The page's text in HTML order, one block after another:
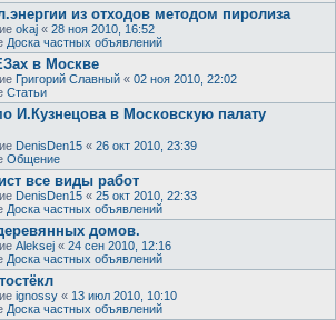
из отходов методом пиролиза
okaj « 28 ноя 2010, 16:52
Доска частных объявлений
в Москве
Григорий Славный « 02 ноя 2010, 22:02
Статьи
И.Кузнецова в Московскую палату
DenisDen15 « 26 окт 2010, 23:39
Общение
все виды работ
DenisDen15 « 25 окт 2010, 22:33
Доска частных объявлений
домов.
Aleksej « 24 сен 2010, 12:16
Доска частных объявлений
ignossy « 13 июл 2010, 10:10
Доска частных объявлений